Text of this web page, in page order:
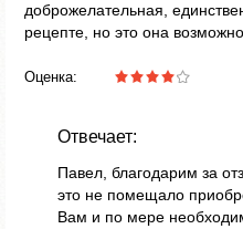
доброжелательная,
рецепте, но это она
Оценка:
Отвечает:
Павел, благодарим за
это не помещало
Вам и по мере